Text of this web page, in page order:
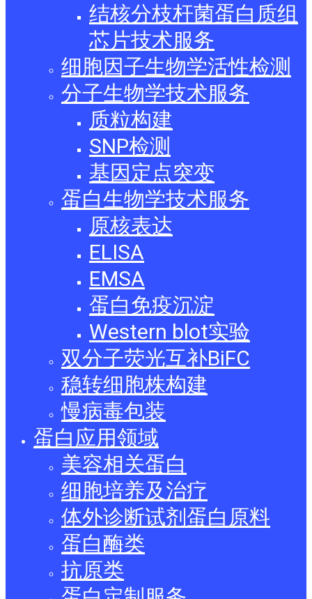
结核分枝杆菌蛋白质组
芯片技术服务
细胞因子生物学活性检测
分子生物学技术服务
质粒构建
SNP检测
基因定点突变
蛋白生物学技术服务
原核表达
ELISA
EMSA
蛋白免疫沉淀
Western blot实验
双分子荧光互补BiFC
稳转细胞株构建
慢病毒包装
蛋白应用领域
美容相关蛋白
细胞培养及治疗
体外诊断试剂蛋白原料
蛋白酶类
抗原类